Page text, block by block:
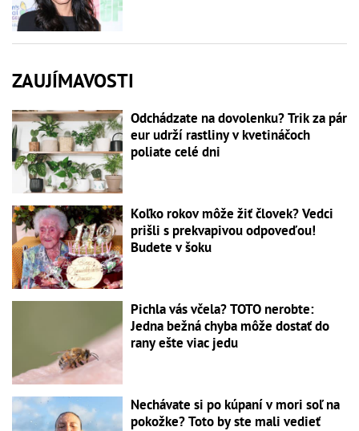
ZAUJÍMAVOSTI
Odchádzate na dovolenku? Trik za pár
eur udrží rastliny v kvetináčoch
poliate celé dni
Koľko rokov môže žiť človek? Vedci
prišli s prekvapivou odpoveďou!
Budete v šoku
Pichla vás včela? TOTO nerobte:
Jedna bežná chyba môže dostať do
rany ešte viac jedu
Nechávate si po kúpaní v mori soľ na
pokožke? Toto by ste mali vedieť